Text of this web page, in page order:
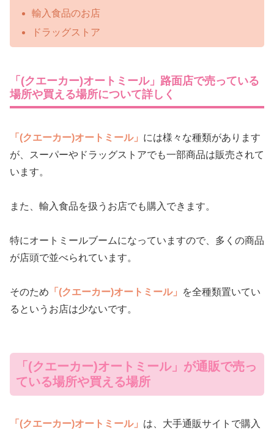
輸入食品のお店
ドラッグストア
「(クエーカー)オートミール」路面店で売っている
場所や買える場所について詳しく
「(クエーカー)オートミール」 には様々な種類があります
が、スーパーやドラッグストアでも一部商品は販売されて
います。
また、輸入食品を扱うお店でも購入できます。
特にオートミールブームになっていますので、多くの商品
が店頭で並べられています。
そのため 「(クエーカー)オートミール」
を全種類置いてい
るというお店は少ないです。
「(クエーカー)オートミール」が通販で売っ
ている場所や買える場所
「(クエーカー)オートミール」 は、大手通販サイトで購入